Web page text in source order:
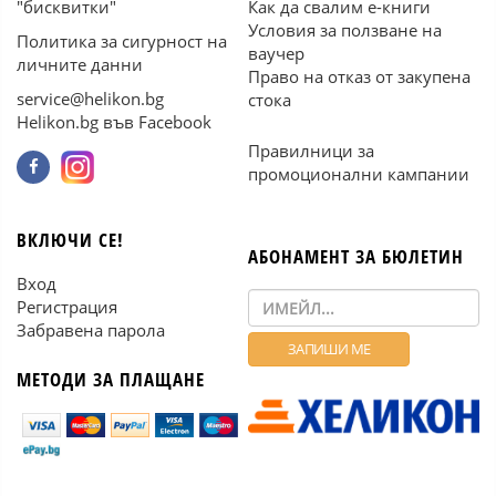
"бисквитки"
Политика за сигурност на
личните данни
service@helikon.bg
Helikon.bg във Facebook
Как да свалим е-книги
Условия за ползване на
ваучер
Право на отказ от закупена
стока
Правилници за
промоционални кампании
ВКЛЮЧИ СЕ!
Вход
Регистрация
Забравена парола
МЕТОДИ ЗА ПЛАЩАНЕ
АБОНАМЕНТ ЗА БЮЛЕТИН